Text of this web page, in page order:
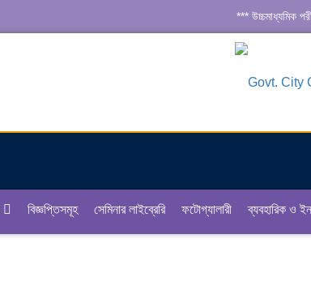
*** উচ্চমাধ্যমিক
বিজ্ঞপ্তিসমূহ সেমিনার লাইব্রেরি ফটোগ্যালারী ব্যবহারিক ও